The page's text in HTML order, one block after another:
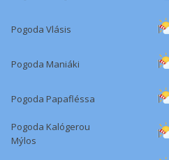
Pogoda Vlásis
Pogoda Maniáki
Pogoda Papafléssa
Pogoda Kalógerou
Mýlos